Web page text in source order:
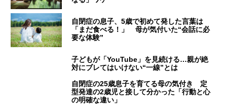
自閉症の息子、5歳で初めて発した言葉は
「まだ食べる！」 母が気付いた“会話に必
要な体験”
子どもが「YouTube」を見続ける…親が絶
対にブレてはいけない“一線”とは
自閉症の25歳息子を育てる母の気付き 定
型発達の2歳児と接して分かった「行動と心
の明確な違い」